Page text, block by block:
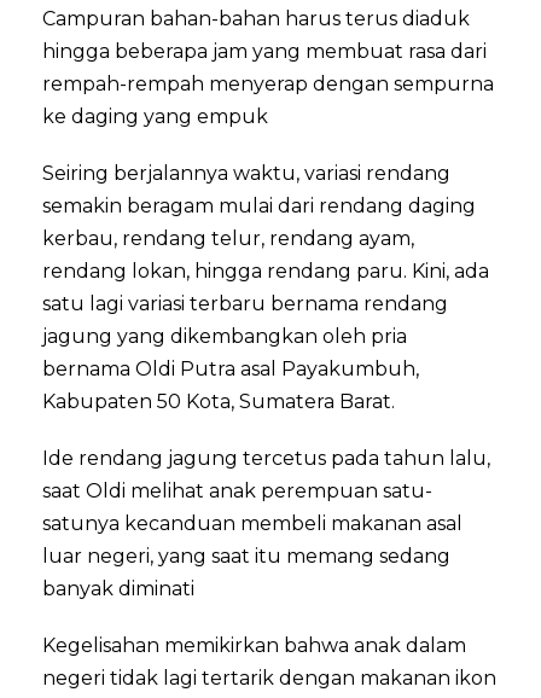
Campuran bahan-bahan harus terus diaduk
hingga beberapa jam yang membuat rasa dari
rempah-rempah menyerap dengan sempurna
ke daging yang empuk
Seiring berjalannya waktu, variasi rendang
semakin beragam mulai dari rendang daging
kerbau, rendang telur, rendang ayam,
rendang lokan, hingga rendang paru. Kini, ada
satu lagi variasi terbaru bernama rendang
jagung yang dikembangkan oleh pria
bernama Oldi Putra asal Payakumbuh,
Kabupaten 50 Kota, Sumatera Barat.
Ide rendang jagung tercetus pada tahun lalu,
saat Oldi melihat anak perempuan satu-
satunya kecanduan membeli makanan asal
luar negeri, yang saat itu memang sedang
banyak diminati
Kegelisahan memikirkan bahwa anak dalam
negeri tidak lagi tertarik dengan makanan ikon